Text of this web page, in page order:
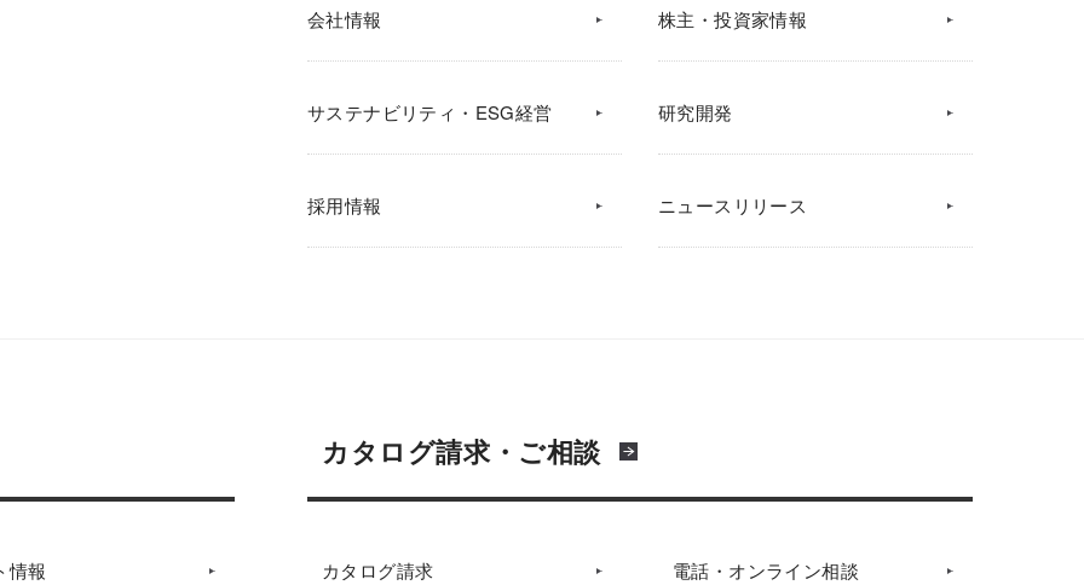
会社情報 株主・投資家情報
サステナビリティ・ESG経営 研究開発
採用情報 ニュースリリース
情報
カタログ請求・ご相談
カタログ請求 電話・オンライン相談